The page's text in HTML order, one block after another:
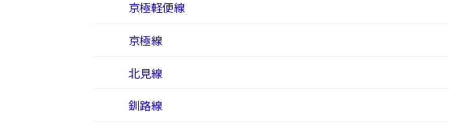
京極軽便線
京極線
北見線
釧路線